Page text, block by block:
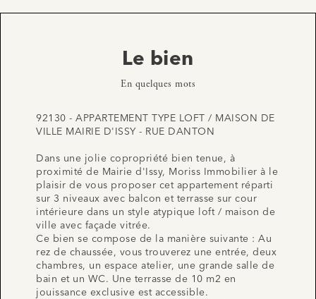
Le bien
En quelques mots
92130 - APPARTEMENT TYPE LOFT / MAISON DE
VILLE MAIRIE D'ISSY - RUE DANTON
Dans une jolie copropriété bien tenue, à
proximité de Mairie d'Issy, Moriss Immobilier à le
plaisir de vous proposer cet appartement réparti
sur 3 niveaux avec balcon et terrasse sur cour
intérieure dans un style atypique loft / maison de
ville avec façade vitrée.
Ce bien se compose de la manière suivante : Au
rez de chaussée, vous trouverez une entrée, deux
chambres, un espace atelier, une grande salle de
bain et un WC. Une terrasse de 10 m2 en
jouissance exclusive est accessible.